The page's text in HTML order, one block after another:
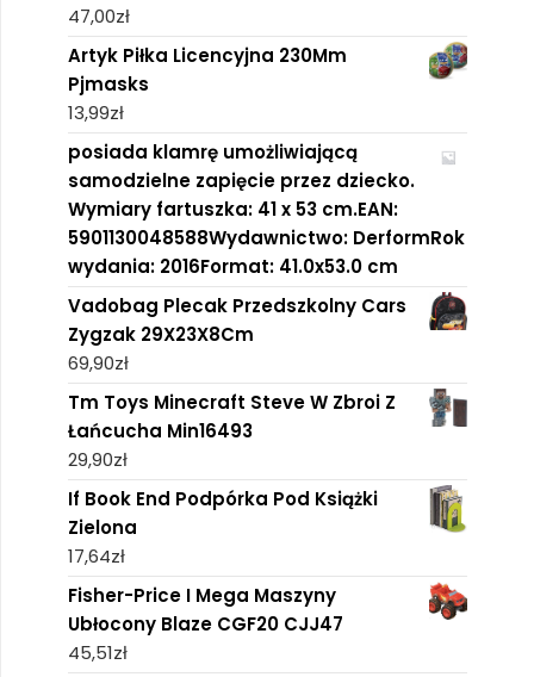
47,00zł
Artyk Piłka Licencyjna 230Mm
Pjmasks
13,99zł
posiada klamrę umożliwiającą
samodzielne zapięcie przez dziecko.
Wymiary fartuszka: 41 x 53 cm.EAN:
5901130048588Wydawnictwo: DerformRok
wydania: 2016Format: 41.0x53.0 cm
Vadobag Plecak Przedszkolny Cars
Zygzak 29X23X8Cm
69,90zł
Tm Toys Minecraft Steve W Zbroi Z
Łańcucha Min16493
29,90zł
If Book End Podpórka Pod Książki
Zielona
17,64zł
Fisher-Price I Mega Maszyny
Ubłocony Blaze CGF20 CJJ47
45,51zł